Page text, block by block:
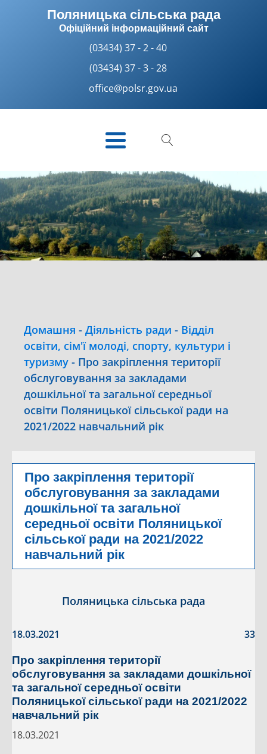
Поляницька сільська рада
Офіційний інформаційний сайт
(03434) 37 - 2 - 40
(03434) 37 - 3 - 28
office@polsr.gov.ua
Домашня - Діяльність ради - Відділ
освіти, сім'ї молоді, спорту, культури і
туризму - Про закріплення території
обслуговування за закладами
дошкільної та загальної середньої
освіти Поляницької сільської ради на
2021/2022 навчальний рік
Про закріплення території
обслуговування за закладами
дошкільної та загальної
середньої освіти Поляницької
сільської ради на 2021/2022
навчальний рік
Поляницька сільська рада
18.03.2021 33
Про закріплення території
обслуговування за закладами дошкільної
та загальної середньої освіти
Поляницької сільської ради на 2021/2022
навчальний рік
18.03.2021